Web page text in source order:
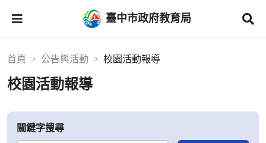
臺中市政府教育局
首頁 公告與活動 校園活動報導
校園活動報導
關鍵字搜尋